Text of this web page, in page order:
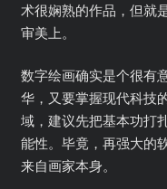
术很娴熟的作品，但就
审美上。
数字绘画确实是个很有
华，又要掌握现代科技
域，建议先把基本功打
能性。毕竟，再强大的
来自画家本身。